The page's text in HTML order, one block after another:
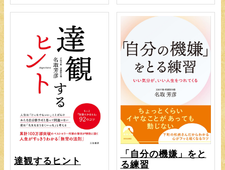
達観するヒント
「自分の機嫌」をと
る練習